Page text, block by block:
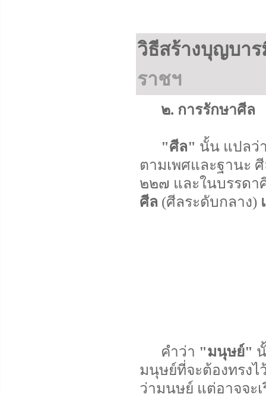
วิธีสร้างบุญบา
ราชฯ
๒. การรักษาศีล
"ศีล" นั้น แปลว่
ตามเพศและฐานะ
๒๒๗ และในบรรดา
ศีล (ศีลระดับกลาง)
คำว่า "มนุษย์"
มนุษย์ที่จะต้องทรง
ว่ามนุษย์ แต่อาจจะ